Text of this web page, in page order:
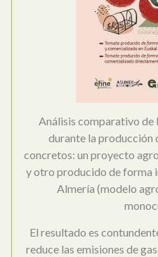
Análisis comparativo de
durante la producción
concretos: un proyecto
y otro producido de forma
Almería (modelo
El resultado es
reduce las emisiones de